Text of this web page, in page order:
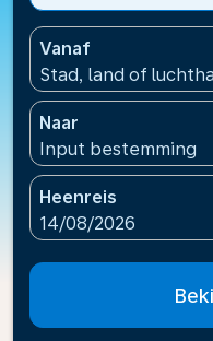
Vanaf
Stad, land of
Naar
Input bestemming
Heenreis
fc-booking-
14/08/2026